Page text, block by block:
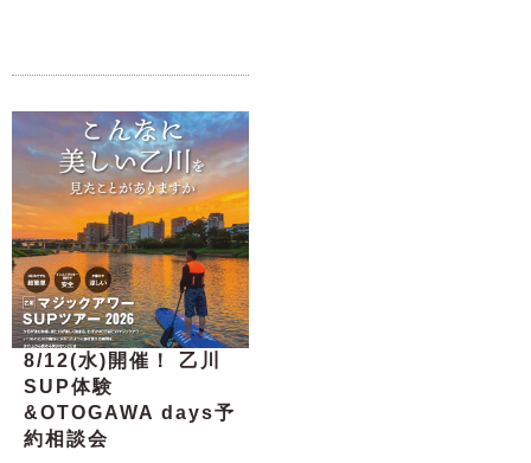
8/12(水)開催！ 乙川
SUP体験
&OTOGAWA days予
約相談会